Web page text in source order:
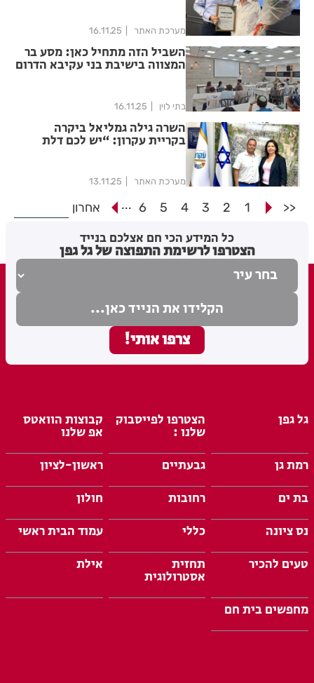
מערכת האתר 16.11.25
השביל הזה מתחיל כאן: מסע בר
המצווה בישיבת בני עקיבא הדרום
בתי לוין 16.11.25
השרה גילה גמליאל ביקרה
בקריית עקרון: “יש לכם דלת
מערכת האתר 13.11.25
<<
1
2
3
4
5
6
... אחרון
כל המידע הכי חם אצלכם בנייד
הצטרפו לרשימת התפוצה של גל גפן
גל גפן הצטרפו לפייסבוק
שלנו :
קבוצות הוואטס
אפ שלנו
רמת גן
גבעתיים
ראשון-לציון
בת ים
רחובות
חולון
נס ציונה
כללי
עמוד הבית ראשי
טעים להכיר
תחזית
אסטרולוגית
אילת
מחפשים בית חם